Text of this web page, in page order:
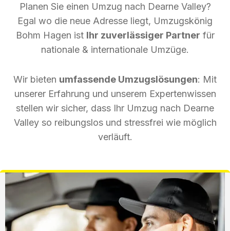
Planen Sie einen Umzug nach Dearne Valley?
Egal wo die neue Adresse liegt, Umzugskönig
Bohm Hagen ist Ihr zuverlässiger Partner für
nationale & internationale Umzüge.
Wir bieten umfassende Umzugslösungen: Mit
unserer Erfahrung und unserem Expertenwissen
stellen wir sicher, dass Ihr Umzug nach Dearne
Valley so reibungslos und stressfrei wie möglich
verläuft.